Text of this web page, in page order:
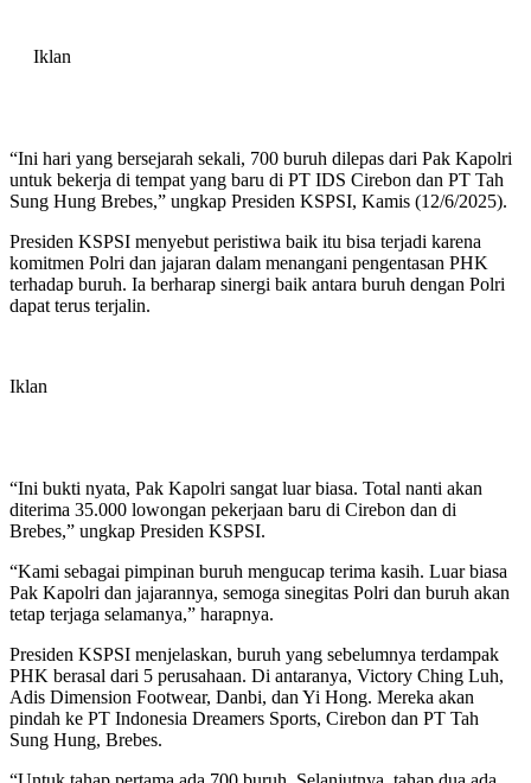
Iklan
“Ini hari yang bersejarah sekali, 700 buruh dilepas dari Pak Kapolri
untuk bekerja di tempat yang baru di PT IDS Cirebon dan PT Tah
Sung Hung Brebes,” ungkap Presiden KSPSI, Kamis (12/6/2025).
Presiden KSPSI menyebut peristiwa baik itu bisa terjadi karena
komitmen Polri dan jajaran dalam menangani pengentasan PHK
terhadap buruh. Ia berharap sinergi baik antara buruh dengan Polri
dapat terus terjalin.
Iklan
“Ini bukti nyata, Pak Kapolri sangat luar biasa. Total nanti akan
diterima 35.000 lowongan pekerjaan baru di Cirebon dan di
Brebes,” ungkap Presiden KSPSI.
“Kami sebagai pimpinan buruh mengucap terima kasih. Luar biasa
Pak Kapolri dan jajarannya, semoga sinegitas Polri dan buruh akan
tetap terjaga selamanya,” harapnya.
Presiden KSPSI menjelaskan, buruh yang sebelumnya terdampak
PHK berasal dari 5 perusahaan. Di antaranya, Victory Ching Luh,
Adis Dimension Footwear, Danbi, dan Yi Hong. Mereka akan
pindah ke PT Indonesia Dreamers Sports, Cirebon dan PT Tah
Sung Hung, Brebes.